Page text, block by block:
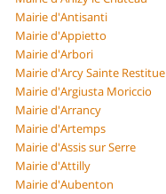
Mairie d'Antisanti
Mairie d'Appietto
Mairie d'Arbori
Mairie d'Arcy Sainte Restitue
Mairie d'Argiusta Moriccio
Mairie d'Arrancy
Mairie d'Artemps
Mairie d'Assis sur Serre
Mairie d'Attilly
Mairie d'Aubenton